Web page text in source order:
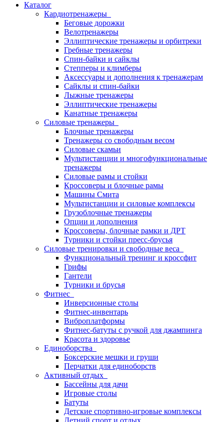
Каталог
Кардиотренажеры
Беговые дорожки
Велотренажеры
Эллиптические тренажеры и орбитреки
Гребные тренажеры
Спин-байки и сайклы
Степперы и климберы
Аксессуары и дополнения к тренажерам
Сайклы и спин-байки
Лыжные тренажеры
Эллиптические тренажеры
Канатные тренажеры
Силовые тренажеры
Блочные тренажеры
Тренажеры со свободным весом
Силовые скамьи
Мультистанции и многофункциональные
тренажеры
Силовые рамы и стойки
Кроссоверы и блочные рамы
Машины Смита
Мультистанции и силовые комплексы
Грузоблочные тренажеры
Опции и дополнения
Кроссоверы, блочные рамки и ДРТ
Турники и стойки пресс-брусья
Силовые тренировки и свободные веса
Функциональный тренинг и кроссфит
Грифы
Гантели
Турники и брусья
Фитнес
Инверсионные столы
Фитнес-инвентарь
Виброплатформы
Фитнес-батуты с ручкой для джампинга
Красота и здоровье
Единоборства
Боксерские мешки и груши
Перчатки для единоборств
Активный отдых
Бассейны для дачи
Игровые столы
Батуты
Детские спортивно-игровые комплексы
Летний спорт и отдых